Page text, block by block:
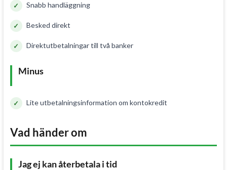
Snabb handläggning
Besked direkt
Direktutbetalningar till två banker
Minus
Lite utbetalningsinformation om kontokredit
Vad händer om
Jag ej kan återbetala i tid